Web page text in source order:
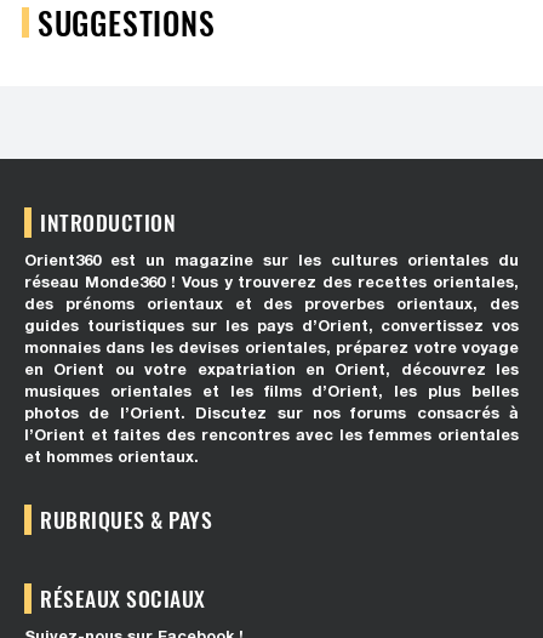
SUGGESTIONS
INTRODUCTION
Orient360 est un magazine sur les cultures orientales du
réseau Monde360 ! Vous y trouverez des recettes orientales,
des prénoms orientaux et des proverbes orientaux, des
guides touristiques sur les pays d’Orient, convertissez vos
monnaies dans les devises orientales, préparez votre voyage
en Orient ou votre expatriation en Orient, découvrez les
musiques orientales et les films d’Orient, les plus belles
photos de l’Orient. Discutez sur nos forums consacrés à
l’Orient et faites des rencontres avec les femmes orientales
et hommes orientaux.
RUBRIQUES & PAYS
RÉSEAUX SOCIAUX